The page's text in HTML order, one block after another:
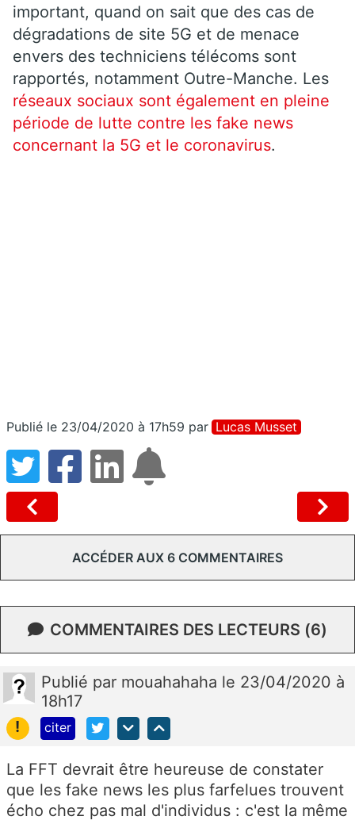
important, quand on sait que des cas de
dégradations de site 5G et de menace
envers des techniciens télécoms sont
rapportés, notamment Outre-Manche. Les
réseaux sociaux sont également en pleine
période de lutte contre les fake news
concernant la 5G et le coronavirus.
Publié le 23/04/2020 à 17h59 par Lucas Musset
ACCÉDER AUX 6 COMMENTAIRES
COMMENTAIRES DES LECTEURS (6)
Publié par mouahahaha le 23/04/2020 à
18h17
!
citer
La FFT devrait être heureuse de constater
que les fake news les plus farfelues trouvent
écho chez pas mal d'individus : c'est la même